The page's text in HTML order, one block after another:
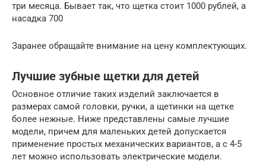
три месяца. Бывает так, что щетка стоит 1000 рублей, а
насадка 700
Заранее обращайте внимание на цену комплектующих.
Лучшие зубные щетки для детей
Основное отличие таких изделий заключается в
размерах самой головки, ручки, а щетинки на щетке
более нежные. Ниже представлены самые лучшие
модели, причем для маленьких детей допускается
применение простых механических вариантов, а с 4-5
лет можно использовать электрические модели.